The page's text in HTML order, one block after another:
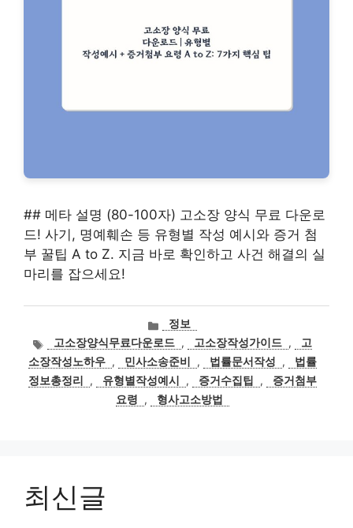
## 메타 설명 (80-100자) 고소장 양식 무료 다운로
드! 사기, 명예훼손 등 유형별 작성 예시와 증거 첨
부 꿀팁 A to Z. 지금 바로 확인하고 사건 해결의 실
마리를 잡으세요!
카
테
고
리
정보
태
그
고소장양식무료다운로드 , 고소장작성가이드 ,
고
소장작성노하우 , 민사소송준비 , 법률문서작성 ,
법률
정보총정리
, 유형별작성예시 , 증거수집팁 ,
증거첨부
요령
, 형사고소방법
최신글